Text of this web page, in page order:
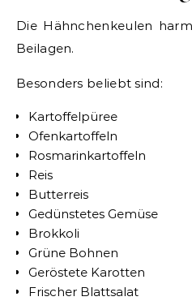
Die Hähnchenkeulen
Beilagen.
Besonders beliebt sind:
Kartoffelpüree
Ofenkartoffeln
Rosmarinkartoffeln
Reis
Butterreis
Gedünstetes Gemüse
Brokkoli
Grüne Bohnen
Geröstete Karotten
Frischer Blattsalat